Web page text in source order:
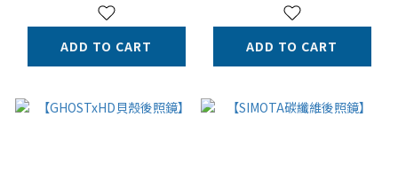
ADD TO CART ADD TO CART